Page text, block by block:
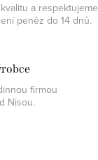
a respektujeme
peněz do 14 dnů.
firmou
Nisou.